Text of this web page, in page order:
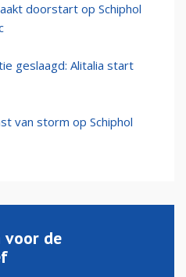
doorstart op Schiphol
geslaagd: Alitalia start
van storm op Schiphol
voor de